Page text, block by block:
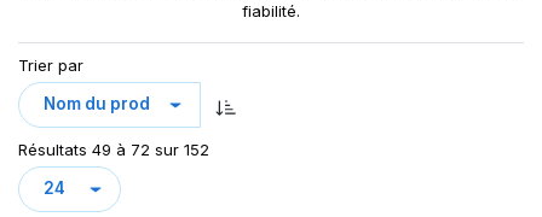
121/120
122/118
131
158/150
LL 102
LL102
LLA08
LLF26
LLR666
fiabilité.
Trier par
Résultats 49 à 72 sur 152